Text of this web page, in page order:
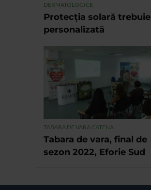
DERMATOLOGICE
Protecția solară trebuie
personalizată
TABARA DE VARA CATENA
Tabara de vara, final de
sezon 2022, Eforie Sud